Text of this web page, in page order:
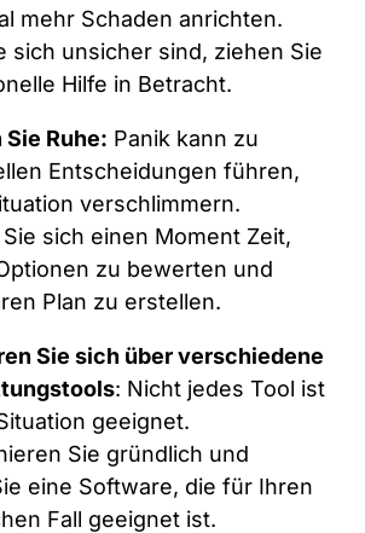
mehr Schaden anrichten.
sich unsicher sind, ziehen Sie
Hilfe in Betracht.
Ruhe: Panik kann zu
Entscheidungen führen,
verschlimmern.
sich einen Moment Zeit,
zu bewerten und
Plan zu erstellen.
Sie sich über verschiedene
: Nicht jedes Tool ist
geeignet.
Sie gründlich und
eine Software, die für Ihren
Fall geeignet ist.